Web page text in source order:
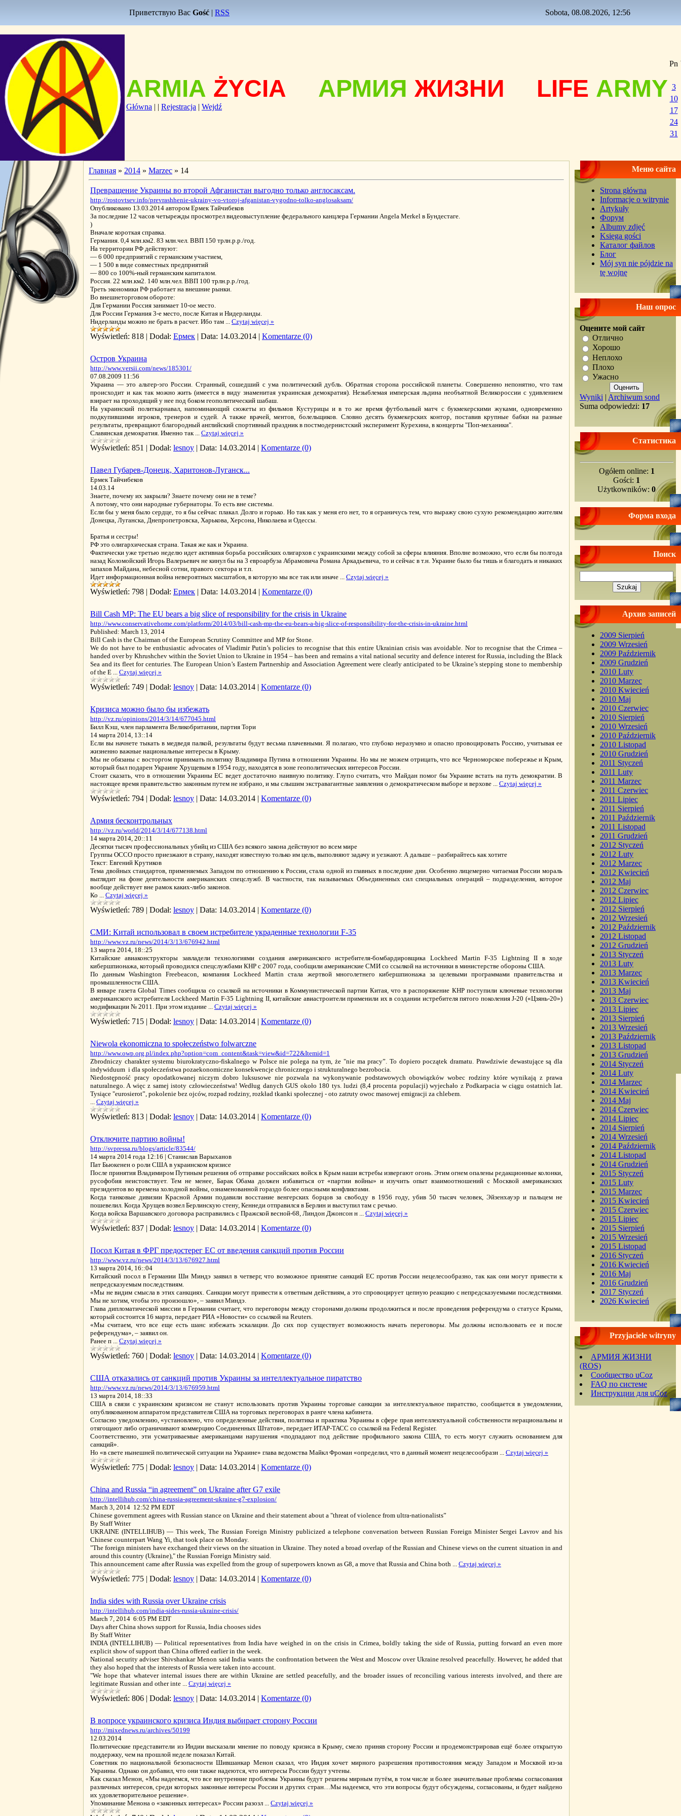
Приветствую Вас Gość | RSS Sobota, 08.08.2026, 12:56
ARMIA ŻYCIA АРМИЯ ЖИЗНИ LIFE ARMY
Główna | | Rejestracja | Wejdź
Pn
3
10
17
24
31
Главная » 2014 » Marzec » 14
Превращение Украины во второй Афганистан выгодно только англосаксам.
http://rostovtsev.info/prevrashhenie-ukrainy-vo-vtoroj-afganistan-vygodno-tolko-anglosaksam/
Опубликовано 13.03.2014 автором Ермек Тайчибеков
За последние 12 часов четырежды просмотрел видеовыступление федерального канцлера Германии Angela Merkel в Бундестаге.
)
Вначале короткая справка.
Германия. 0,4 млн.км2. 83 млн.чел. ВВП 150 трлн.р.р./год.
На территории РФ действуют:
— 6 000 предприятий с германским участием,
— 1 500 в виде совместных предприятий
— 800 со 100%-ный германским капиталом.
Россия. 22 млн.км2. 140 млн.чел. ВВП 100 трлн.р.р./год.
Треть экономики РФ работает на внешние рынки.
Во внешнеторговом обороте:
Для Германии Россия занимает 10-ое место.
Для России Германия 3-е место, после Китая и Нидерланды.
Нидерланды можно не брать в расчет. Ибо там ... Czytaj więcej »
Wyświetleń: 818 | Dodał: Ермек | Data: 14.03.2014 | Komentarze (0)
Остров Украина
http://www.versii.com/news/185301/
07.08.2009 11:56
Украина — это альтер-эго России. Странный, сошедший с ума политический дубль. Обратная сторона российской планеты. Совершенно непонятно, что там
происходит и как так можно жить (имеется в виду знаменитая украинская демократия). Незыблемая имперская льдина необъятной Великороссии с удивлением
взирает на проходящий у нее под боком геополитический шабаш.
На украинский политкарнавал, напоминающий сюжеты из фильмов Кустурицы и в то же время футбольный матч с букмекерскими жуками, одновременно
подкупившими игроков, тренеров и судей. А также врачей, ментов, болельщиков. Словно десять букмекерских контор, поставив крупные бабки на разные
результаты, превращают благородный английский спортивный праздник в постмодернистский эксперимент Курехина, в концерты "Поп-механики".
Славянская демократия. Именно так ... Czytaj więcej »
Wyświetleń: 851 | Dodał: lesnoy | Data: 14.03.2014 | Komentarze (0)
Павел Губарев-Донецк, Харитонов-Луганск...
Ермек Тайчибеков
14.03.14
Знаете, почему их закрыли? Знаете почему они не в теме?
А потому, что они народные губернаторы. То есть вне системы.
Если бы у меня было сердце, то я бы сейчас плакал. Долго и горько. Но так как у меня его нет, то я ограничусь тем, что выражу свою сухую рекомендацию жителям
Донецка, Луганска, Днепропетровска, Харькова, Херсона, Николаева и Одессы.
Братья и сестры!
РФ это олигархическая страна. Такая же как и Украина.
Фактически уже третью неделю идет активная борьба российских олигархов с украинскими между собой за сферы влияния. Вполне возможно, что если бы полгода
назад Коломойский Игорь Валерьевич не кинул бы на 3 евроарбуза Абрамовича Романа Аркадьевича, то и сейчас в т.н. Украине было бы тишь и благодать и никаких
запахов Майдана, небесной сотни, правого сектора и т.п.
Идет информационная война невероятных масштабов, в которую мы все так или иначе ... Czytaj więcej »
Wyświetleń: 798 | Dodał: Ермек | Data: 14.03.2014 | Komentarze (0)
Bill Cash MP: The EU bears a big slice of responsibility for the crisis in Ukraine
http://www.conservativehome.com/platform/2014/03/bill-cash-mp-the-eu-bears-a-big-slice-of-responsibility-for-the-crisis-in-ukraine.html
Published: March 13, 2014
Bill Cash is the Chairman of the European Scrutiny Committee and MP for Stone.
We do not have to be enthusiastic advocates of Vladimir Putin’s policies to recognise that this entire Ukrainian crisis was avoidable. Nor to recognise that the Crimea –
handed over by Khrushchev within the Soviet Union to Ukraine in 1954 – has been and remains a vital national security and defence interest for Russia, including the Black
Sea and its fleet for centuries. The European Union’s Eastern Partnership and Association Agreement were clearly anticipated to be Ukraine’s stepping stone to membership
of the E ... Czytaj więcej »
Wyświetleń: 749 | Dodał: lesnoy | Data: 14.03.2014 | Komentarze (0)
Кризиса можно было бы избежать
http://vz.ru/opinions/2014/3/14/677045.html
Билл Кэш, член парламента Великобритании, партия Тори
14 марта 2014, 13::14
Если вы начнете тыкать в медведя палкой, результаты будут весьма плачевными. Я полагаю, что глубоко неразумно и опасно провоцировать Россию, учитывая ее
жизненно важные национальные интересы в Крыму.
Мы не обязаны с восторгом принимать политику Владимира Путина в отношении Украины. Но мы не можем отрицать, что все Черноморское побережье и Крым,
который был подарен Украине Хрущевым в 1954 году, находятся в зоне геополитических интересов России.
Стоит сказать, что в отношении Украины ЕС ведет достаточно наивную политику. Глупо считать, что Майдан помог бы Украине встать на путь демократии. В
настоящее время правительство законным путем не избрано, и мы слышим экстравагантные заявления о демократическом выборе и верхове ... Czytaj więcej »
Wyświetleń: 794 | Dodał: lesnoy | Data: 14.03.2014 | Komentarze (0)
Армия бесконтрольных
http://vz.ru/world/2014/3/14/677138.html
14 марта 2014, 20::11
Десятки тысяч профессиональных убийц из США без всякого закона действуют во всем мире
Группы ОССО просто приезжают в страну, находят известную только им цель, выполняют задачу и уезжают. А дальше – разбирайтесь как хотите
Текст: Евгений Крутиков
Тема двойных стандартов, применяемых Западом по отношению к России, стала одной из главных в последние дни. Особенно лицемерно читаемая России мораль
выглядит на фоне деятельности американских спецслужб. В частности, так называемых Объединенных сил специальных операций – подразделения, которое
вообще действует вне рамок каких-либо законов.
Ко ... Czytaj więcej »
Wyświetleń: 789 | Dodał: lesnoy | Data: 14.03.2014 | Komentarze (0)
СМИ: Китай использовал в своем истребителе украденные технологии F-35
http://www.vz.ru/news/2014/3/13/676942.html
13 марта 2014, 18::25
Китайские авиаконструкторы завладели технологиями создания американского истребителя-бомбардировщика Lockheed Martin F-35 Lightning II в ходе
кибершпионажа, который проводился спецслужбами КНР с 2007 года, сообщили американские СМИ со ссылкой на источники в министерстве обороны США.
По данным Washington Freebeacon, компания Lockheed Martin стала жертвой многолетнего кибершпионажа за целевыми программами правительства и
промышленности США.
В январе газета Global Times сообщила со ссылкой на источники в Коммунистической партии Китая, что в распоряжение КНР поступили ключевые технологии
американского истребителя Lockheed Martin F-35 Lightning II, китайские авиастроители применили их в создании истребителя пятого поколения J-20 («Цзянь-20»)
модификации № 2011. При этом издание ... Czytaj więcej »
Wyświetleń: 715 | Dodał: lesnoy | Data: 14.03.2014 | Komentarze (0)
Niewola ekonomiczna to społeczeństwo folwarczne
http://www.owp.org.pl/index.php?option=com_content&task=view&id=722&Itemid=1
Zbrodniczy charakter systemu biurokratyczno-fiskalnego w Polsce nie polega na tym, że "nie ma pracy”. To dopiero początek dramatu. Prawdziwie dewastujące są dla
indywiduum i dla społeczeństwa pozaekonomiczne konsekwencje chronicznego i strukturalnego bezrobocia.
Niedostępność pracy opodatkowanej niczym dobro luksusowe nie pozwala na wykonywanie podstawowych obowiązków wobec rodziny które wynikają z prawa
naturalnego. A więc z samej istoty człowieczeństwa! Według danych GUS około 180 tys. ludzi (8,4 procenta populacji) wyjechało z Podkarpacia w ciągu ostatnich lat.
Tysiące "eurosierot”, pokolenie bez ojców, rozpad rodziny, rozkład tkanki społecznej - oto zatruty owoc masowej emigracji za chlebem.
... Czytaj więcej »
Wyświetleń: 813 | Dodał: lesnoy | Data: 14.03.2014 | Komentarze (0)
Отключите партию войны!
http://svpressa.ru/blogs/article/83544/
14 марта 2014 года 12:16 | Станислав Варыханов
Пат Бьюкенен о роли США в украинском кризисе
После принятия Владимиром Путиным решения об отправке российских войск в Крым наши ястребы извергают огонь. Этим огнем опалены редакционные колонки,
русофобия неистовствует. Тем не менее, Барак Обама должен избавиться от «партии войны» и изучить опыт взаимоотношений с Москвой американских
президентов во времена холодной войны, ознаменованной гораздо более опасными конфликтами.
Когда танковые дивизии Красной Армии подавили восстание венгерских борцов за свободу в 1956 году, убив 50 тысяч человек, Эйзенхауэр и пальцем не
пошевелил. Когда Хрущев возвел Берлинскую стену, Кеннеди отправился в Берлин и выступил там с речью.
Когда войска Варшавского договора расправились с Пражской весной-68, Линдон Джонсон н ... Czytaj więcej »
Wyświetleń: 837 | Dodał: lesnoy | Data: 14.03.2014 | Komentarze (0)
Посол Китая в ФРГ предостерег ЕС от введения санкций против России
http://www.vz.ru/news/2014/3/13/676927.html
13 марта 2014, 16::04
Китайский посол в Германии Ши Миндэ заявил в четверг, что возможное принятие санкций ЕС против России нецелесообразно, так как они могут привести к
непредсказуемым последствиям.
«Мы не видим смысла в этих санкциях. Санкции могут привести к ответным действиям, а это спровоцирует цепную реакцию с непредсказуемыми последствиями.
Мы не хотим, чтобы это произошло», – заявил Миндэ.
Глава дипломатической миссии в Германии считает, что переговоры между сторонами должны продолжиться и после проведения референдума о статусе Крыма,
который состоится 16 марта, передает РИА «Новости» со ссылкой на Reuters.
«Мы считаем, что все еще есть шанс избежать эскалации. До сих пор существует возможность начать переговоры. Мы должны использовать ее и после
референдума», – заявил он.
Ранее п ... Czytaj więcej »
Wyświetleń: 760 | Dodał: lesnoy | Data: 14.03.2014 | Komentarze (0)
США отказались от санкций против Украины за интеллектуальное пиратство
http://www.vz.ru/news/2014/3/13/676959.html
13 марта 2014, 18::33
США в связи с украинским кризисом не станут использовать против Украины торговые санкции за интеллектуальное пиратство, сообщается в уведомлении,
опубликованном аппаратом представителя США на торговых переговорах в ранге члена кабинета.
Согласно уведомлению, «установлено, что определенные действия, политика и практика Украины в сфере прав интеллектуальной собственности нерациональны и
отягощают либо ограничивают коммерцию Соединенных Штатов», передает ИТАР-ТАСС со ссылкой на Federal Register.
Соответственно, эти усматриваемые американцами нарушения «подпадают под действие профильного закона США, то есть могут служить основанием для
санкций».
Но «в свете нынешней политической ситуации на Украине» глава ведомства Майкл Фроман «определил, что в данный момент нецелесообразн ... Czytaj więcej »
Wyświetleń: 775 | Dodał: lesnoy | Data: 14.03.2014 | Komentarze (0)
China and Russia “in agreement” on Ukraine after G7 exile
http://intellihub.com/china-russia-agreement-ukraine-g7-explosion/
March 3, 2014 12:52 PM EDT
Chinese government agrees with Russian stance on Ukraine and their statement about a "threat of violence from ultra-nationalists”
By Staff Writer
UKRAINE (INTELLIHUB) — This week, The Russian Foreign Ministry publicized a telephone conversation between Russian Foreign Minister Sergei Lavrov and his
Chinese counterpart Wang Yi, that took place on Monday.
"The foreign ministers have exchanged their views on the situation in Ukraine. They noted a broad overlap of the Russian and Chinese views on the current situation in and
around this country (Ukraine)," the Russian Foreign Ministry said.
This announcement came after Russia was expelled from the group of superpowers known as G8, a move that Russia and China both ... Czytaj więcej »
Wyświetleń: 775 | Dodał: lesnoy | Data: 14.03.2014 | Komentarze (0)
India sides with Russia over Ukraine crisis
http://intellihub.com/india-sides-russia-ukraine-crisis/
March 7, 2014 6:05 PM EDT
Days after China shows support for Russia, India chooses sides
By Staff Writer
INDIA (INTELLIHUB) — Political representatives from India have weighed in on the crisis in Crimea, boldly taking the side of Russia, putting forward an even more
explicit show of support than China offered earlier in the week.
National security adviser Shivshankar Menon said India wants the confrontation between the West and Moscow over Ukraine resolved peacefully. However, he added that
they also hoped that the interests of Russia were taken into account.
"We hope that whatever internal issues there are within Ukraine are settled peacefully, and the broader issues of reconciling various interests involved, and there are
legitimate Russian and other inte ... Czytaj więcej »
Wyświetleń: 806 | Dodał: lesnoy | Data: 14.03.2014 | Komentarze (0)
В вопросе украинского кризиса Индия выбирает сторону России
http://mixednews.ru/archives/50199
12.03.2014
Политические представители из Индии высказали мнение по поводу кризиса в Крыму, смело приняв сторону России и продемонстрировав ещё более открытую
поддержку, чем на прошлой неделе показал Китай.
Советник по национальной безопасности Шившанкар Менон сказал, что Индия хочет мирного разрешения противостояния между Западом и Москвой из-за
Украины. Однако он добавил, что они также надеются, что интересы России будут учтены.
Как сказал Менон, «Мы надеемся, что все внутренние проблемы Украины будут решены мирным путём, в том числе и более значительные проблемы согласования
различных интересов, среди которых законные интересы России и других стран…Мы надеемся, что эти вопросы будут обсуждены, согласованы, и будет найдено
их удовлетворительное решение».
Упоминание Менона о «законных интересах» России разозл ... Czytaj więcej »
Меню сайта
Strona główna
Informacje o witrynie
Artykuły
Форум
Albumy zdjęć
Księga gości
Каталог файлов
Блог
Mój syn nie pójdzie na
tę wojnę
Наш опрос
Оцените мой сайт
Отлично
Хорошо
Неплохо
Плохо
Ужасно
Wyniki | Archiwum sond
Suma odpowiedzi: 17
Статистика
Ogółem online: 1
Gości: 1
Użytkowników: 0
Форма входа
Поиск
Архив записей
2009 Sierpień
2009 Wrzesień
2009 Październik
2009 Grudzień
2010 Luty
2010 Marzec
2010 Kwiecień
2010 Maj
2010 Czerwiec
2010 Sierpień
2010 Wrzesień
2010 Październik
2010 Listopad
2010 Grudzień
2011 Styczeń
2011 Luty
2011 Marzec
2011 Czerwiec
2011 Lipiec
2011 Sierpień
2011 Październik
2011 Listopad
2011 Grudzień
2012 Styczeń
2012 Luty
2012 Marzec
2012 Kwiecień
2012 Maj
2012 Czerwiec
2012 Lipiec
2012 Sierpień
2012 Wrzesień
2012 Październik
2012 Listopad
2012 Grudzień
2013 Styczeń
2013 Luty
2013 Marzec
2013 Kwiecień
2013 Maj
2013 Czerwiec
2013 Lipiec
2013 Sierpień
2013 Wrzesień
2013 Październik
2013 Listopad
2013 Grudzień
2014 Styczeń
2014 Luty
2014 Marzec
2014 Kwiecień
2014 Maj
2014 Czerwiec
2014 Lipiec
2014 Sierpień
2014 Wrzesień
2014 Październik
2014 Listopad
2014 Grudzień
2015 Styczeń
2015 Luty
2015 Marzec
2015 Kwiecień
2015 Czerwiec
2015 Lipiec
2015 Sierpień
2015 Wrzesień
2015 Listopad
2016 Styczeń
2016 Kwiecień
2016 Maj
2016 Grudzień
2017 Styczeń
2026 Kwiecień
Przyjaciele witryny
АРМИЯ ЖИЗНИ
(ROS)
Сообщество uCoz
FAQ по системе
Инструкции для uCoz